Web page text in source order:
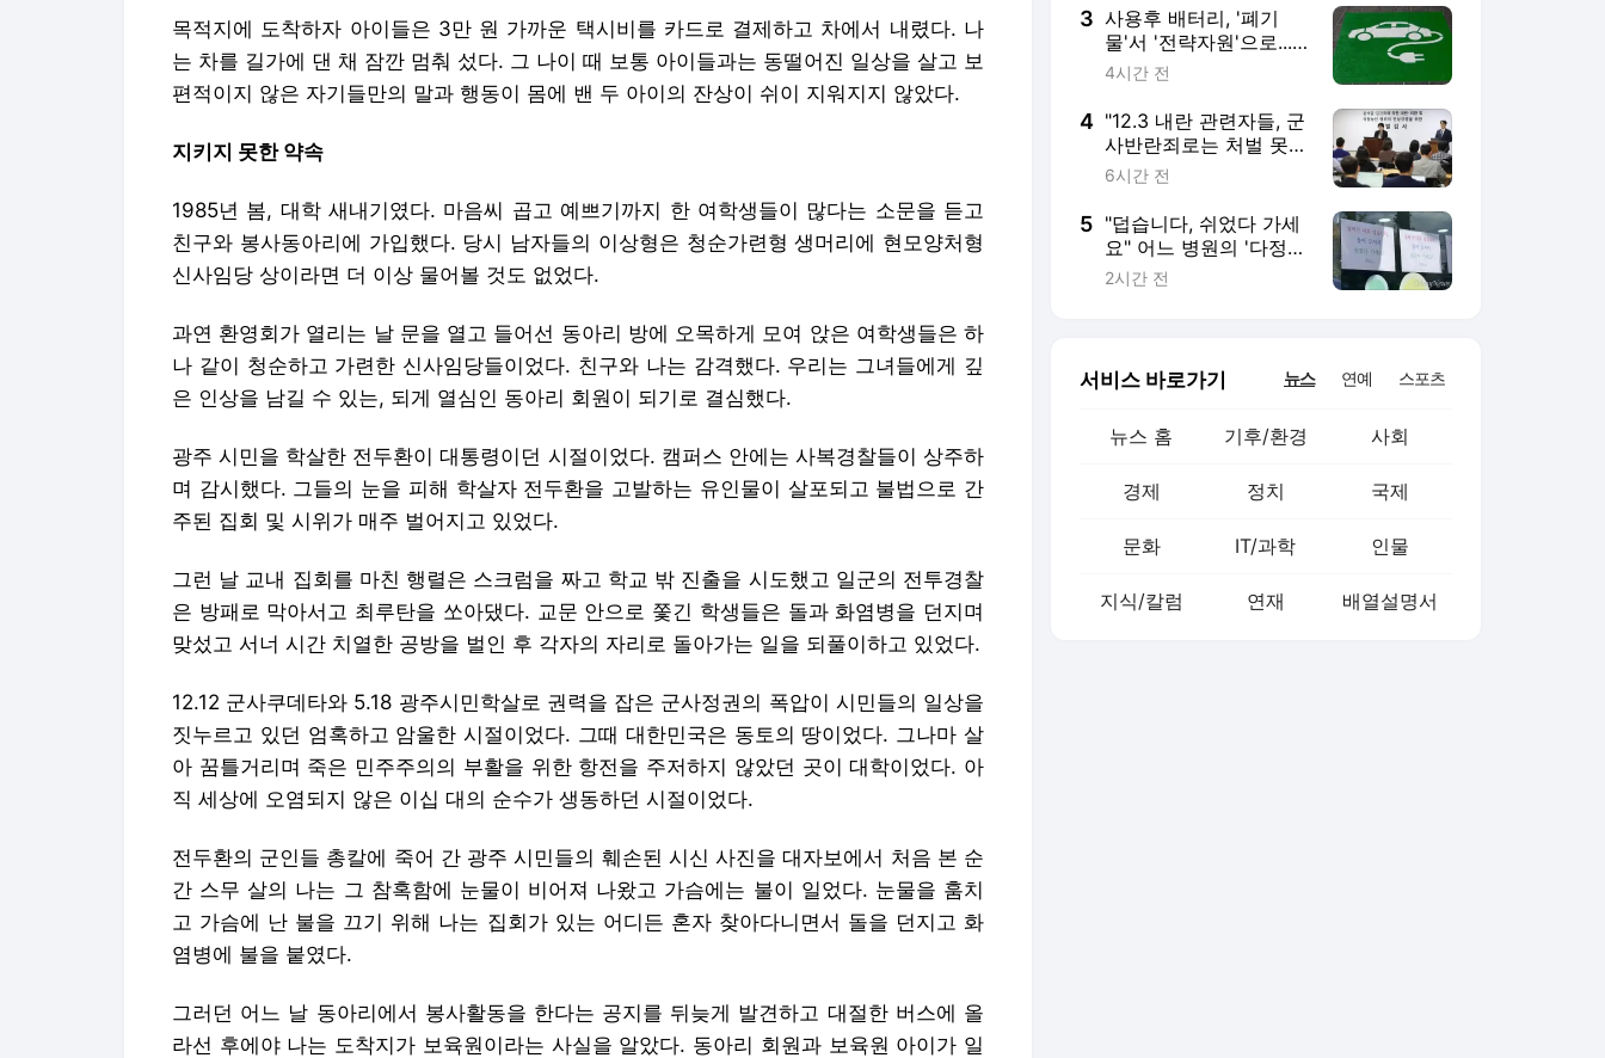
목적지에 도착하자 아이들은 3만 원 가까운 택시비를 카드로 결제하고 차에서 내렸다. 나
는 차를 길가에 댄 채 잠깐 멈춰 섰다. 그 나이 때 보통 아이들과는 동떨어진 일상을 살고 보
편적이지 않은 자기들만의 말과 행동이 몸에 밴 두 아이의 잔상이 쉬이 지워지지 않았다.
지키지 못한 약속
1985년 봄, 대학 새내기였다. 마음씨 곱고 예쁘기까지 한 여학생들이 많다는 소문을 듣고
친구와 봉사동아리에 가입했다. 당시 남자들의 이상형은 청순가련형 생머리에 현모양처형
신사임당 상이라면 더 이상 물어볼 것도 없었다.
과연 환영회가 열리는 날 문을 열고 들어선 동아리 방에 오목하게 모여 앉은 여학생들은 하
나 같이 청순하고 가련한 신사임당들이었다. 친구와 나는 감격했다. 우리는 그녀들에게 깊
은 인상을 남길 수 있는, 되게 열심인 동아리 회원이 되기로 결심했다.
광주 시민을 학살한 전두환이 대통령이던 시절이었다. 캠퍼스 안에는 사복경찰들이 상주하
며 감시했다. 그들의 눈을 피해 학살자 전두환을 고발하는 유인물이 살포되고 불법으로 간
주된 집회 및 시위가 매주 벌어지고 있었다.
그런 날 교내 집회를 마친 행렬은 스크럼을 짜고 학교 밖 진출을 시도했고 일군의 전투경찰
은 방패로 막아서고 최루탄을 쏘아댔다. 교문 안으로 쫓긴 학생들은 돌과 화염병을 던지며
맞섰고 서너 시간 치열한 공방을 벌인 후 각자의 자리로 돌아가는 일을 되풀이하고 있었다.
12.12 군사쿠데타와 5.18 광주시민학살로 권력을 잡은 군사정권의 폭압이 시민들의 일상을
짓누르고 있던 엄혹하고 암울한 시절이었다. 그때 대한민국은 동토의 땅이었다. 그나마 살
아 꿈틀거리며 죽은 민주주의의 부활을 위한 항전을 주저하지 않았던 곳이 대학이었다. 아
직 세상에 오염되지 않은 이십 대의 순수가 생동하던 시절이었다.
전두환의 군인들 총칼에 죽어 간 광주 시민들의 훼손된 시신 사진을 대자보에서 처음 본 순
간 스무 살의 나는 그 참혹함에 눈물이 비어져 나왔고 가슴에는 불이 일었다. 눈물을 훔치
고 가슴에 난 불을 끄기 위해 나는 집회가 있는 어디든 혼자 찾아다니면서 돌을 던지고 화
염병에 불을 붙였다.
그러던 어느 날 동아리에서 봉사활동을 한다는 공지를 뒤늦게 발견하고 대절한 버스에 올
라선 후에야 나는 도착지가 보육원이라는 사실을 알았다. 동아리 회원과 보육원 아이가 일
3 사용후 배터리, '폐기
물'서 '전략자원'으로...
기후부·산업부 손잡았다
4시간 전
4 "12.3 내란 관련자들, 군
사반란죄로는 처벌 못
해... 다만" [조성식의 통
6시간 전
5 "덥습니다, 쉬었다 가세
요" 어느 병원의 '다정한
안내문'
2시간 전
서비스 바로가기 뉴스 연예 스포츠
뉴스 홈 기후/환경 사회
경제 정치 국제
문화 IT/과학 인물
지식/칼럼 연재 배열설명서